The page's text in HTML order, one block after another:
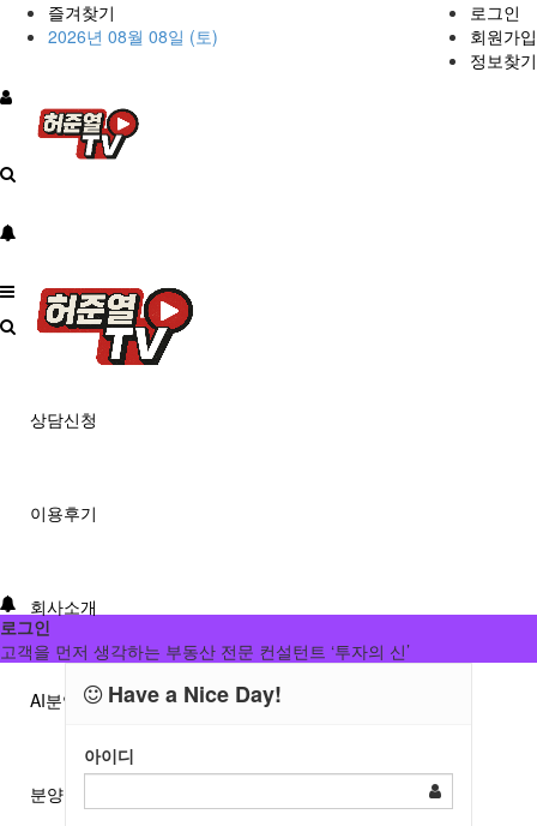
즐겨찾기
2026년 08월 08일 (토)
로그인
회원가입
정보찾기
상담신청
이용후기
회사소개
AI분양/투자분석
분양분석진단
로그인
고객을 먼저 생각하는 부동산 전문 컨설턴트 ‘투자의 신’
Have a Nice Day!
아이디